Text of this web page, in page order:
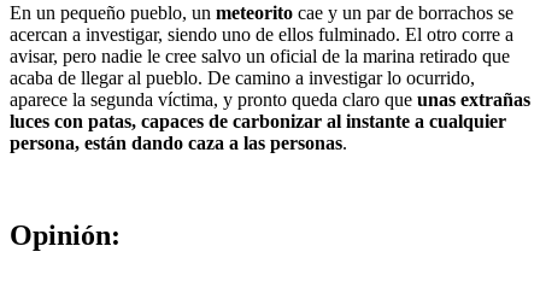
En un pequeño pueblo, un meteorito cae y un par de borrachos se
acercan a investigar, siendo uno de ellos fulminado. El otro corre a
avisar, pero nadie le cree salvo un oficial de la marina retirado que
acaba de llegar al pueblo. De camino a investigar lo ocurrido,
aparece la segunda víctima, y pronto queda claro que unas extrañas
luces con patas, capaces de carbonizar al instante a cualquier
persona, están dando caza a las personas.
Opinión: